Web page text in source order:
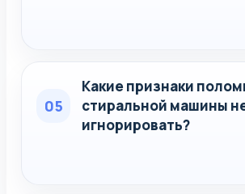
05
Какие признаки
стиральной машины
игнорировать?